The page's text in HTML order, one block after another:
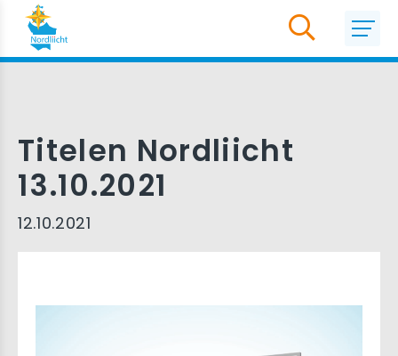
Titelen Nordliicht
13.10.2021
12.10.2021